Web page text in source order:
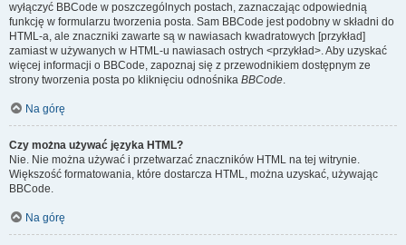
wyłączyć BBCode w poszczególnych postach, zaznaczając odpowiednią
funkcję w formularzu tworzenia posta. Sam BBCode jest podobny w składni do
HTML-a, ale znaczniki zawarte są w nawiasach kwadratowych [przykład]
zamiast w używanych w HTML-u nawiasach ostrych <przykład>. Aby uzyskać
więcej informacji o BBCode, zapoznaj się z przewodnikiem dostępnym ze
strony tworzenia posta po kliknięciu odnośnika BBCode.
Na górę
Czy można używać języka HTML?
Nie. Nie można używać i przetwarzać znaczników HTML na tej witrynie.
Większość formatowania, które dostarcza HTML, można uzyskać, używając
BBCode.
Na górę